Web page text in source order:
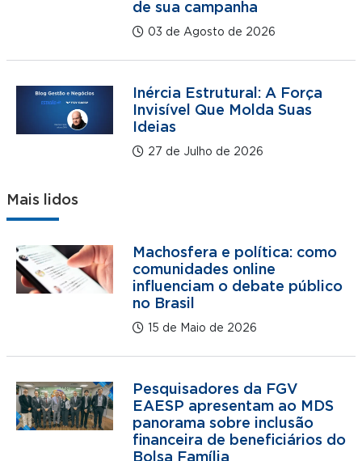
de sua campanha
03 de Agosto de 2026
Inércia Estrutural: A Força
Invisível Que Molda Suas
Ideias
27 de Julho de 2026
Mais lidos
Machosfera e política: como
comunidades online
influenciam o debate público
no Brasil
15 de Maio de 2026
Pesquisadores da FGV
EAESP apresentam ao MDS
panorama sobre inclusão
financeira de beneficiários do
Bolsa Família